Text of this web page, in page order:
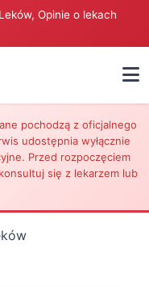
Opinie o lekach
pochodzą z oficjalnego
udostępnia wyłącznie
Przed rozpoczęciem
się z lekarzem lub